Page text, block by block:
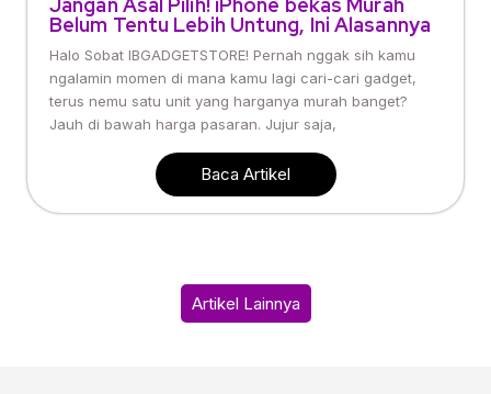
Jangan Asal Pilih! iPhone bekas Murah
Belum Tentu Lebih Untung, Ini Alasannya
Halo Sobat IBGADGETSTORE! Pernah nggak sih kamu
ngalamin momen di mana kamu lagi cari-cari gadget,
terus nemu satu unit yang harganya murah banget?
Jauh di bawah harga pasaran. Jujur saja,
Baca Artikel
Artikel Lainnya